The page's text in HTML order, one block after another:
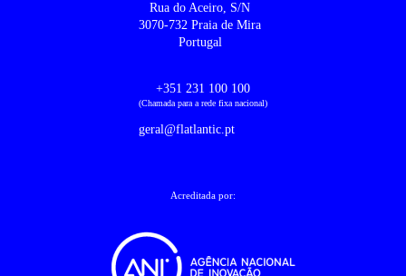
Rua do Aceiro, S/N
3070-732 Praia de Mira
Portugal
+351 231 100 100
(Chamada para a rede fixa nacional)
geral@flatlantic.pt
Acreditada por: